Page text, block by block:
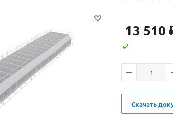
13 510
Скачать